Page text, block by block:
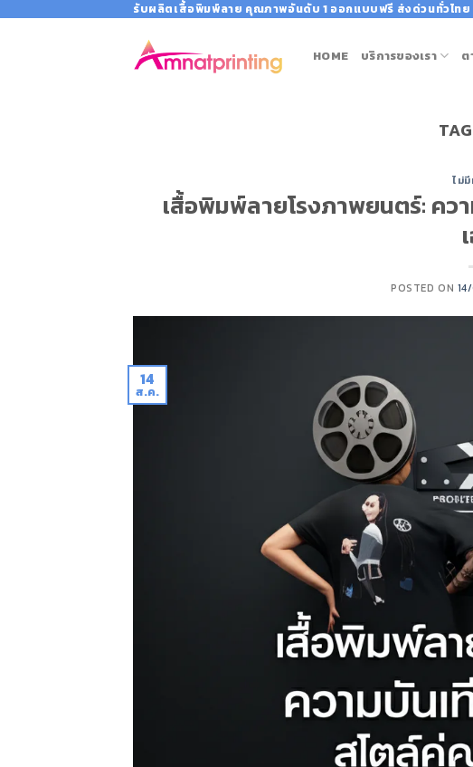
รับผลิตเสื้อพิมพ์ลาย คุณภาพอันดับ 1 ออกแบบฟรี ส่งด่วนทั่วไทย
HOME บริการของเรา ต
ไม่
เสื้อพิมพ์ลายโรงภาพยนตร์: คว
POSTED ON
14
ส.ค.